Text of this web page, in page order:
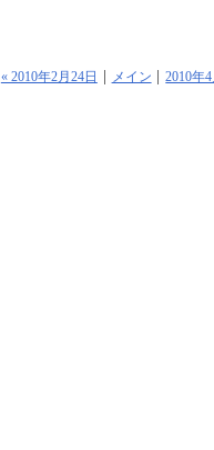
« 2010年2月24日 メイン 2010年